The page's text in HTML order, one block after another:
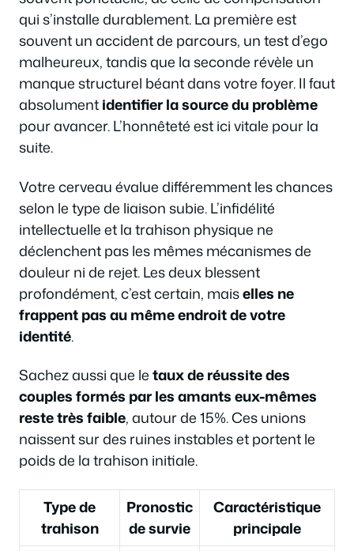
qui s’installe durablement. La première est
souvent un accident de parcours, un test d’ego
malheureux, tandis que la seconde révèle un
manque structurel béant dans votre foyer. Il faut
absolumentidentifier la source du problème
pour avancer. L’honnêteté est ici vitale pour la
suite.
Votre cerveau évalue différemment les chances
selon le type de liaison subie. L’infidélité
intellectuelle et la trahison physique ne
déclenchent pas les mêmes mécanismes de
douleur ni de rejet. Les deux blessent
profondément, c’est certain, maiselles ne
frappent pas au même endroit de votre
identité.
Sachez aussi que letaux de réussite des
couples formés par les amants eux-mêmes
reste très faible, autour de 15%. Ces unions
naissent sur des ruines instables et portent le
poids de la trahison initiale.
Type de
trahison
Pronostic
de survie
Caractéristique
principale